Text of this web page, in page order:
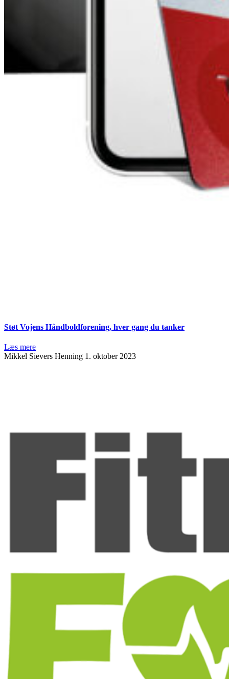
Støt Vojens Håndboldforening, hver gang du tanker
Læs mere
Mikkel Sievers Henning 1. oktober 2023